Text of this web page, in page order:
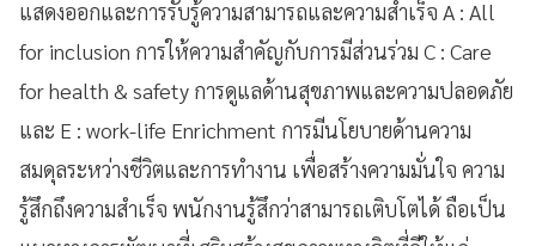
แสดงออกและการรับรู้ความสามารถและความสำเร็จ A : All
for inclusion การให้ความสำคัญกับการมีส่วนร่วม C : Care
for health & safety การดูแลด้านสุขภาพและความปลอดภัย
และ E : work-life Enrichment การมีนโยบายด้านความ
สมดุลระหว่างชีวิตและการทำงาน เพื่อสร้างความมั่นใจ ความ
รู้สึกถึงความสำเร็จ พนักงานรู้สึกว่าสามารถเติบโตได้ ถือเป็น